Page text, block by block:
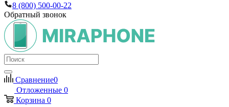
8 (800) 500-00-22
Обратный звонок
Сравнение0
Отложенные 0
Корзина 0